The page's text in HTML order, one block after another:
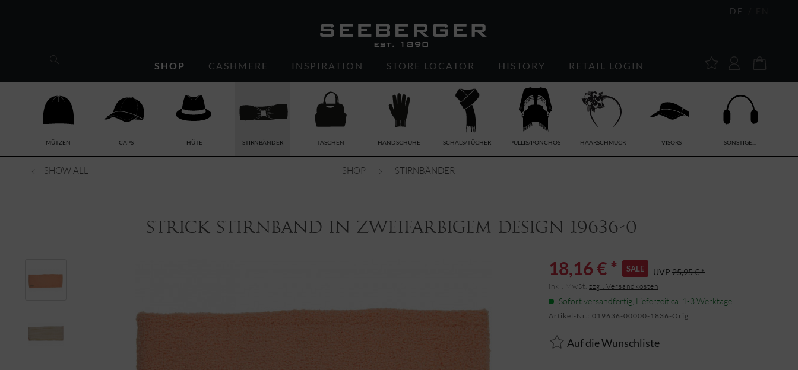
DE
SHOP CASHMERE INSPIRATION STORE LOCATOR HISTORY RETAIL LOGIN
MÜTZEN CAPS HÜTE STIRNBÄNDER TASCHEN HANDSCHUHE SCHALS/TÜCHER PULLIS/PONCHOS HAARSCHMUCK VISORS SONSTIGE...
SHOW ALL SHOP STIRNBÄNDER
Strick Stirnband in zweifarbigem Design 19636-0
18,16 € * SALE UVP 25,95 € *
inkl. MwSt. zzgl. Versandkosten
Sofort versandfertig, Lieferzeit ca. 1-3 Werktage
Artikel-Nr.: 019636-00000-1836-Orig
Auf die Wunschliste